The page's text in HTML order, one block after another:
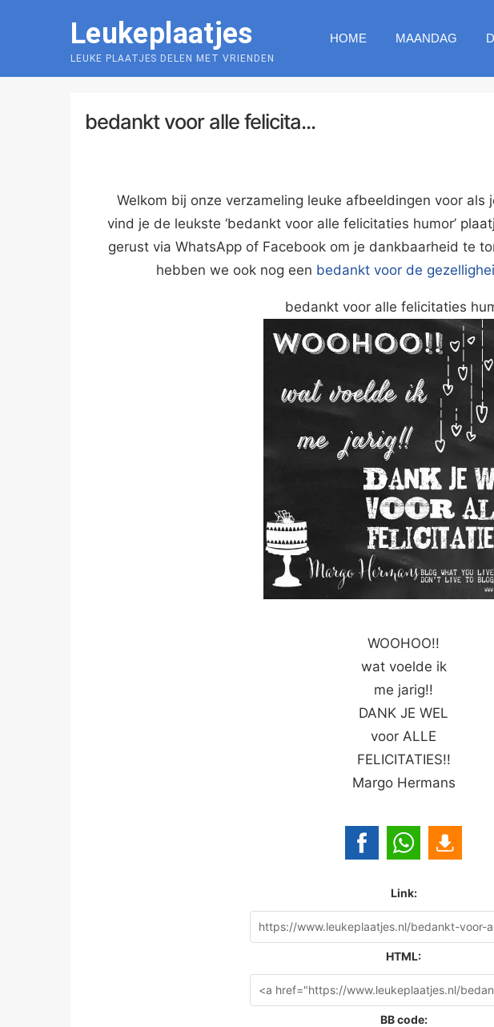
Leukeplaatjes
LEUKE PLAATJES DELEN MET VRIENDEN
HOME MAANDAG
bedankt voor alle felicita...
Welkom bij onze verzameling leuke afbeeldingen voor
vind je de leukste ‘bedankt voor alle felicitaties humor’
gerust via WhatsApp of Facebook om je dankbaarheid te
hebben we ook nog een bedankt voor de
bedankt voor alle felicitaties
WOOHOO!!
wat voelde ik
me jarig!!
DANK JE WEL
voor ALLE
FELICITATIES!!
Margo Hermans
Link:
HTML:
BB code: